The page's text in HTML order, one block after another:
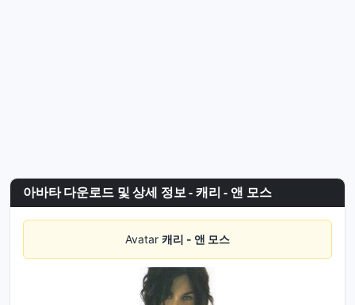
아바타 다운로드 및 상세 정보 - 캐리 - 앤 모스
Avatar 캐리 - 앤 모스